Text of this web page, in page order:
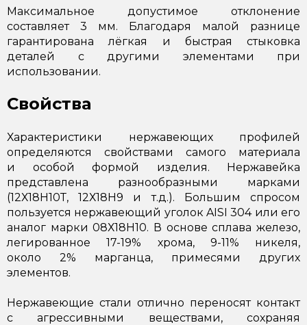
Максимальное допустимое отклонение
составляет 3 мм. Благодаря малой разнице
гарантирована лёгкая и быстрая стыковка
деталей с другими элементами при
использовании.
Свойства
Характеристики нержавеющих профилей
определяются свойствами самого материала
и особой формой изделия. Нержавейка
представлена разнообразными марками
(12Х18Н10Т, 12Х18Н9 и т.д.). Большим спросом
пользуется нержавеющий уголок AISI 304 или его
аналог марки 08Х18Н10. В основе сплава железо,
легированное 17-19% хрома, 9-11% никеля,
около 2% марганца, примесями других
элементов.
Нержавеющие стали отлично переносят контакт
с агрессивными веществами, сохраняя